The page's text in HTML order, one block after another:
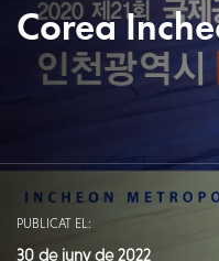
Corea
PUBLICAT EL:
30 de juny de 2022